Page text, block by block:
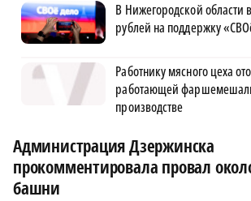
В Нижегородской области
рублей на поддержку
Работнику мясного цеха
работающей
производстве
Администрация Дзержинска
прокомментировала провал
башни